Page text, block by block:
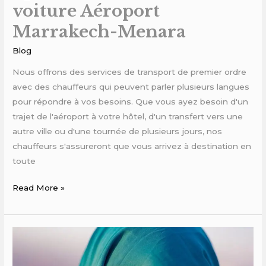
voiture Aéroport
Marrakech-Menara
Blog
Nous offrons des services de transport de premier ordre
avec des chauffeurs qui peuvent parler plusieurs langues
pour répondre à vos besoins. Que vous ayez besoin d'un
trajet de l'aéroport à votre hôtel, d'un transfert vers une
autre ville ou d'une tournée de plusieurs jours, nos
chauffeurs s'assureront que vous arrivez à destination en
toute
Read More »